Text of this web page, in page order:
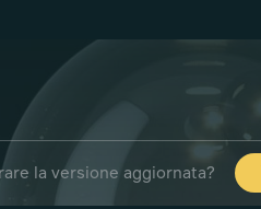
la versione aggiornata?